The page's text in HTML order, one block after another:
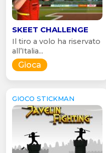
SKEET CHALLENGE
Il tiro a volo ha riservato
all’Italia...
Gioca
GIOCO STICKMAN